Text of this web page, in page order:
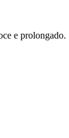
e prolongado.